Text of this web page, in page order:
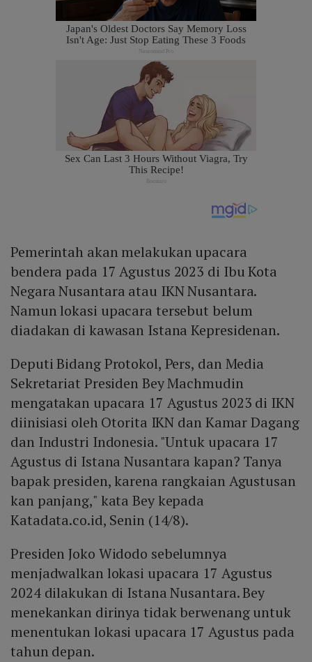
Pemerintah akan melakukan upacara
bendera pada 17 Agustus 2023 di Ibu Kota
Negara Nusantara atau IKN Nusantara.
Namun lokasi upacara tersebut belum
diadakan di kawasan Istana Kepresidenan.
Deputi Bidang Protokol, Pers, dan Media
Sekretariat Presiden Bey Machmudin
mengatakan upacara 17 Agustus 2023 di IKN
diinisiasi oleh Otorita IKN dan Kamar Dagang
dan Industri Indonesia. "Untuk upacara 17
Agustus di Istana Nusantara kapan? Tanya
bapak presiden, karena rangkaian Agustusan
kan panjang," kata Bey kepada
Katadata.co.id, Senin (14/8).
Presiden Joko Widodo sebelumnya
menjadwalkan lokasi upacara 17 Agustus
2024 dilakukan di Istana Nusantara. Bey
menekankan dirinya tidak berwenang untuk
menentukan lokasi upacara 17 Agustus pada
tahun depan.